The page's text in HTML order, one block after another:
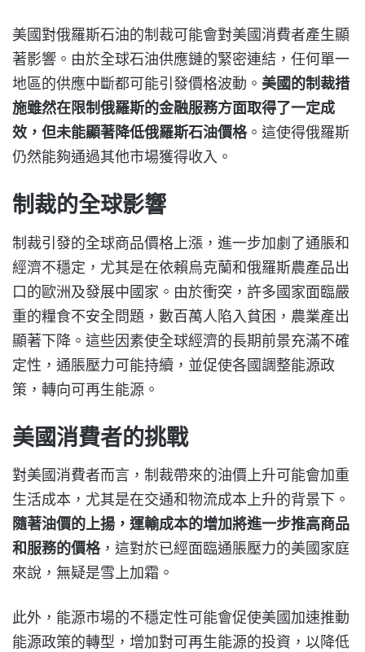
美國對俄羅斯石油的制裁可能會對美國消費者產生顯
著影響。由於全球石油供應鏈的緊密連結，任何單一
地區的供應中斷都可能引發價格波動。 美國的制裁措
施雖然在限制俄羅斯的金融服務方面取得了一定成
效，但未能顯著降低俄羅斯石油價格。這使得俄羅斯
仍然能夠通過其他市場獲得收入。
制裁的全球影響
制裁引發的全球商品價格上漲，進一步加劇了通脹和
經濟不穩定，尤其是在依賴烏克蘭和俄羅斯農產品出
口的歐洲及發展中國家。由於衝突，許多國家面臨嚴
重的糧食不安全問題，數百萬人陷入貧困，農業產出
顯著下降。這些因素使全球經濟的長期前景充滿不確
定性，通脹壓力可能持續，並促使各國調整能源政
策，轉向可再生能源。
美國消費者的挑戰
對美國消費者而言，制裁帶來的油價上升可能會加重
生活成本，尤其是在交通和物流成本上升的背景下。
隨著油價的上揚，運輸成本的增加將進一步推高商品
和服務的價格，這對於已經面臨通脹壓力的美國家庭
來說，無疑是雪上加霜。
此外，能源市場的不穩定性可能會促使美國加速推動
能源政策的轉型，增加對可再生能源的投資，以降低